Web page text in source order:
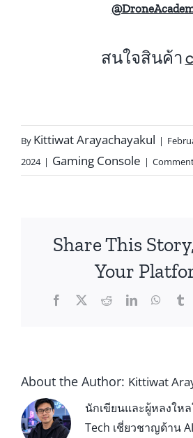
สนใจสินค้า
By Kittiwat Arayachayakul |
2024 | Gaming Console |
Share This
Your
About the Author: Kittiwat
นักเขียนและผู้หลงให
Tech เชี่ยวชาญด้าน